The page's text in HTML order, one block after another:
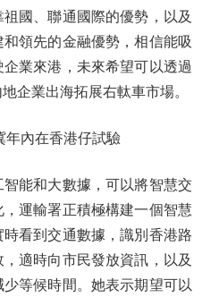
國、聯通國際的優勢，以及
領先的金融優勢，相信能吸
業來港，未來希望可以透過
企業出海拓展右軚車市場。
內在香港仔試驗
能和大數據，可以將智慧交
運輸署正積極構建一個智慧
時看到交通數據，識別香港路
適時向市民發放資訊，以及
等候時間。她表示期望可以